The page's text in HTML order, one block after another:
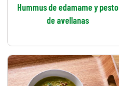
Hummus de edamame y pesto
de avellanas